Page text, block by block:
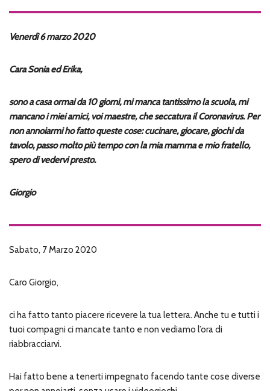
Venerdì 6 marzo 2020
Cara Sonia ed Erika,
sono a casa ormai da 10 giorni, mi manca tantissimo la scuola, mi
mancano i miei amici, voi maestre, che seccatura il Coronavirus. Per
non annoiarmi ho fatto queste cose: cucinare, giocare, giochi da
tavolo, passo molto più tempo con la mia mamma e mio fratello,
spero di vedervi presto.
Giorgio
Sabato, 7 Marzo 2020
Caro Giorgio,
ci ha fatto tanto piacere ricevere la tua lettera. Anche tu e tutti i
tuoi compagni ci mancate tanto e non vediamo l’ora di
riabbracciarvi.
Hai fatto bene a tenerti impegnato facendo tante cose diverse